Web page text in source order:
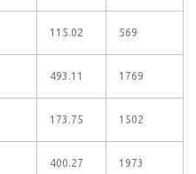
115.02 569
493.11 1769
173.75 1502
400.27 1973